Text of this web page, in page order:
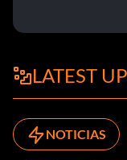
LATEST
NOTICIAS